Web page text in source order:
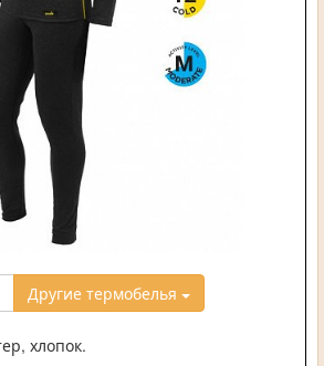
Другие термобелья
хлопок.